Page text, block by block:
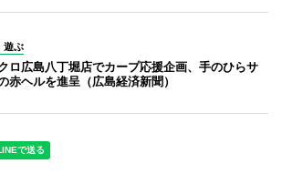
遊ぶ
ロ広島八丁堀店でカープ応援企画、手のひらサ
赤ヘルを進呈（広島経済新聞）